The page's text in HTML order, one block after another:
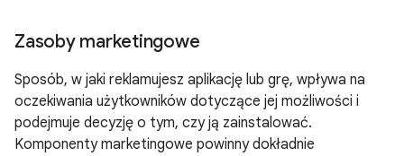
Zasoby marketingowe
Sposób, w jaki reklamujesz aplikację lub grę, wpływa na
oczekiwania użytkowników dotyczące jej możliwości i
podejmuje decyzję o tym, czy ją zainstalować.
Komponenty marketingowe powinny dokładnie